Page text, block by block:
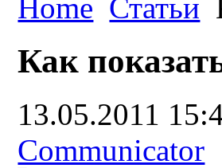
Home Статьи
Как
13.05.2011
Communicator